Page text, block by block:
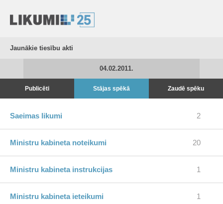
Jaunākie tiesību akti
04.02.2011.
Publicēti Stājas spēkā Zaudē spēku
Saeimas likumi 2
Ministru kabineta noteikumi 20
Ministru kabineta instrukcijas 1
Ministru kabineta ieteikumi 1